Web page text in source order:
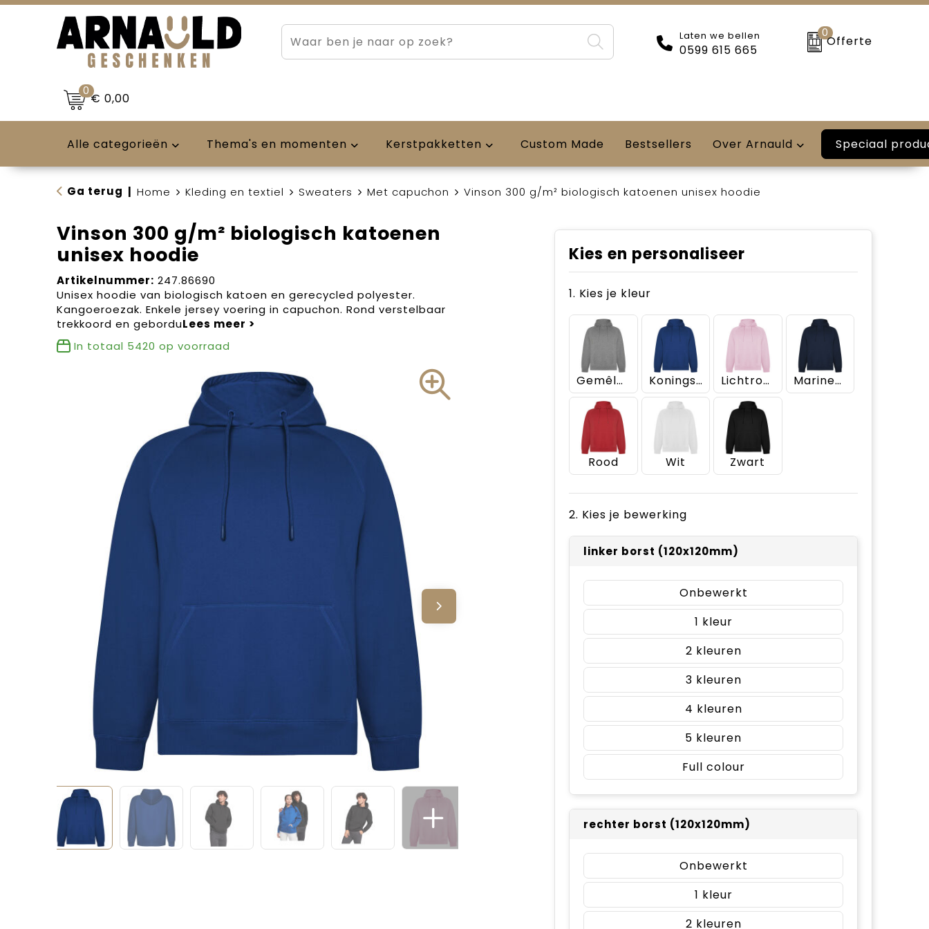
Laten we bellen
0599 615 665
0
Offerte
0€ 0,00
Alle categorieën Thema's en momenten Kerstpakketten Custom Made Bestsellers Over Arnauld Speciaal
Ga terug Home Kleding en textiel Sweaters Met capuchon Vinson 300 g/m² biologisch katoenen unisex hoodie
Vinson 300 g/m² biologisch katoenen
unisex hoodie
Artikelnummer: 247.86690
Unisex hoodie van biologisch katoen en gerecycled polyester.
Kangoeroezak. Enkele jersey voering in capuchon. Rond verstelbaar
trekkoord en gebordu
In totaal 5420 op voorraad
Kies en personaliseer
1. Kies je kleur
Gemêleerd grijs Koningsblauw Lichtroze Marineblauw
Rood Wit Zwart
2. Kies je bewerking
linker borst (120x120mm)
Onbewerkt
1
2
3
4
5
Full colour
rechter borst (120x120mm)
Onbewerkt
1
2